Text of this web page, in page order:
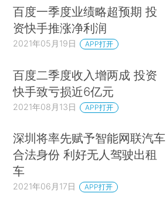
百度一季度业绩略超预期 投
资快手推涨净利润
2021年05月19日 APP打开
百度二季度收入增两成 投资
快手致亏损近6亿元
2021年08月13日 APP打开
深圳将率先赋予智能网联汽车
合法身份 利好无人驾驶出租
车
2021年06月17日 APP打开